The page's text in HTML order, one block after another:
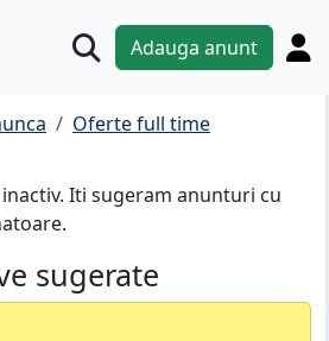
Adauga anunt
Oferte full time
Iti sugeram anunturi cu
sugerate